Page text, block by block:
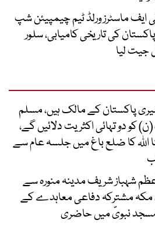
ایف ماسٹرز ورلڈ ٹیم چیمپیئن شپ
کی تاریخی کامیابی، سلور
جیت لیا
پاکستان کے مالک ہیں، مسلم
کو دو تہائی اکثریت دلائیں گے،
اللہ کا ضلع باغ میں جلسہ عام سے
شہباز شریف مدینہ منورہ سے
مکہ مشترکہ دفاعی معاہدے کے
نبویؐ میں حاضری